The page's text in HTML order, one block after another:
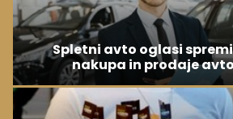
Spletni avto oglasi
nakupa in prodaje